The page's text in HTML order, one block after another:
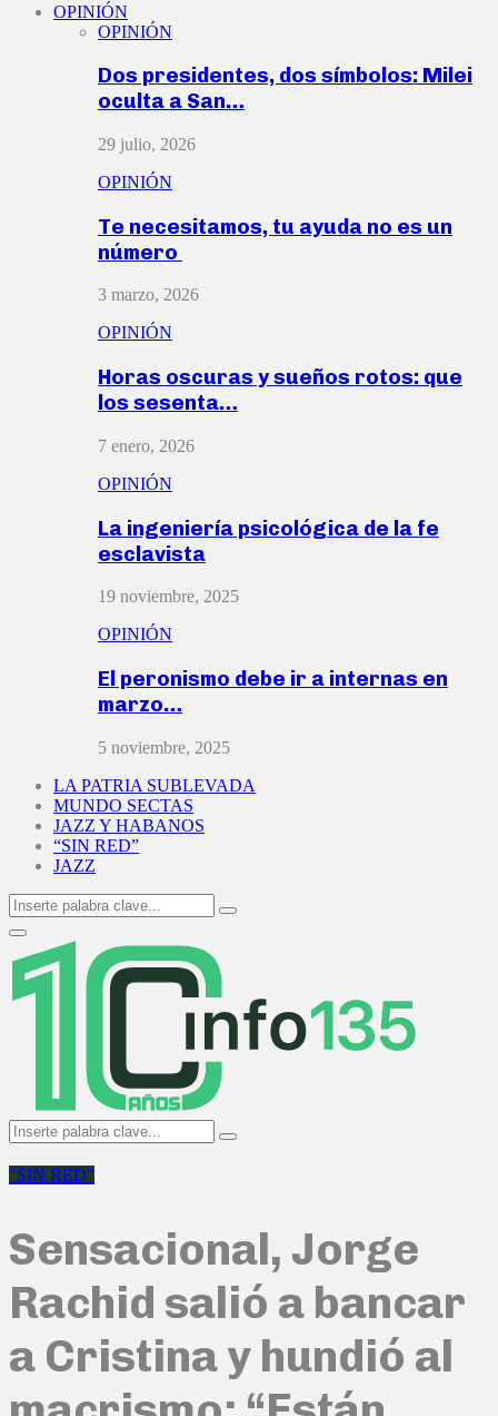
OPINIÓN
OPINIÓN
Dos presidentes, dos símbolos: Milei
oculta a San…
29 julio, 2026
OPINIÓN
Te necesitamos, tu ayuda no es un
número
3 marzo, 2026
OPINIÓN
Horas oscuras y sueños rotos: que
los sesenta…
7 enero, 2026
OPINIÓN
La ingeniería psicológica de la fe
esclavista
19 noviembre, 2025
OPINIÓN
El peronismo debe ir a internas en
marzo…
5 noviembre, 2025
LA PATRIA SUBLEVADA
MUNDO SECTAS
JAZZ Y HABANOS
“SIN RED”
JAZZ
Search
for:
Search
Primary
Menu
Search
for:
Search
"SIN RED"
Sensacional, Jorge
Rachid salió a bancar
a Cristina y hundió al